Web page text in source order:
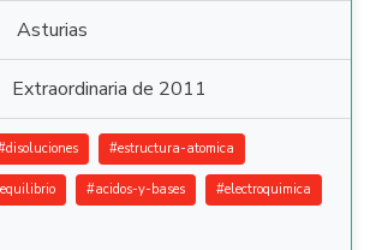
Asturias
Extraordinaria de 2011
disoluciones #estructura-atomica
equilibrio #acidos-y-bases #electroquimica